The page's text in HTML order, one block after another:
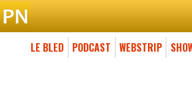
LE BLED PODCAST WEBSTRIP